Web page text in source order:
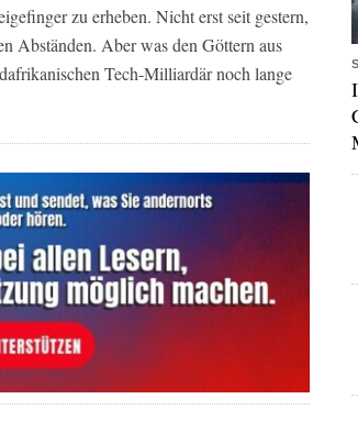
zu erheben. Nicht erst seit gestern,
Abständen. Aber was den Göttern aus
Tech-Milliardär noch lange